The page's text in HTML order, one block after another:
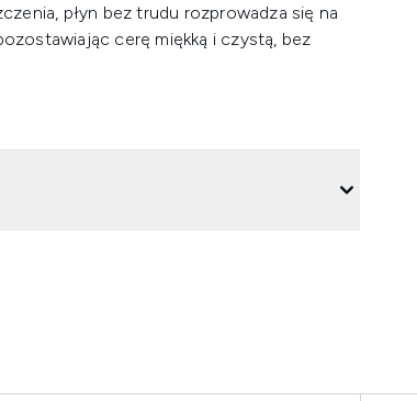
płyn bez trudu rozprowadza się na
cerę miękką i czystą, bez